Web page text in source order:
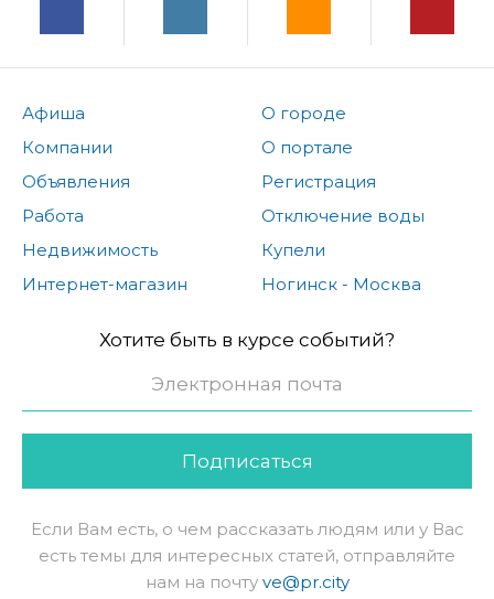
Афиша
Компании
Объявления
Работа
Недвижимость
Интернет-магазин
О городе
О портале
Регистрация
Отключение воды
Купели
Ногинск - Москва
Хотите быть в курсе событий?
Подписаться
Если Вам есть, о чем рассказать людям или у Вас
есть темы для интересных статей, отправляйте
нам на почту ve@pr.city